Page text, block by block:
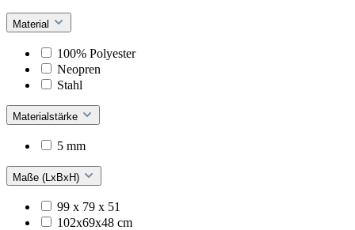
Material
100% Polyester
Neopren
Stahl
Materialstärke
5 mm
Maße (LxBxH)
99 x 79 x 51
102x69x48 cm